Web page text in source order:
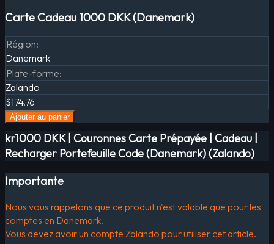
Carte Cadeau 1000 DKK (Danemark)
Région:
Danemark
Plate-forme:
Zalando
$174.76
Ajouter au panier
kr1000 DKK | Couronnes Carte Prépayée | Cadeau |
Recharger Portefeuille Code (Danemark) (Zalando)
Importante
Nous vous rappelons que ce produit n'est valable que pour les
comptes en Danemark.
Vous devez avoir un compte Zalando pour utiliser cet article.